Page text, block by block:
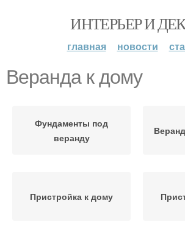
ИНТЕРЬЕР И
главная новости
Веранда к дому
Фундаменты под
веранду
Пристройка к дому